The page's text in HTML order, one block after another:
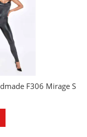
F306 Mirage S